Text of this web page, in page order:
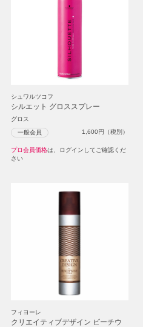
シュワルツコフ
シルエット グロススプレー
グロス
一般会員 1,600円（税別）
プロ会員価格は、ログインしてご確認くだ
さい
フィヨーレ
クリエイティブデザイン ビーチウ